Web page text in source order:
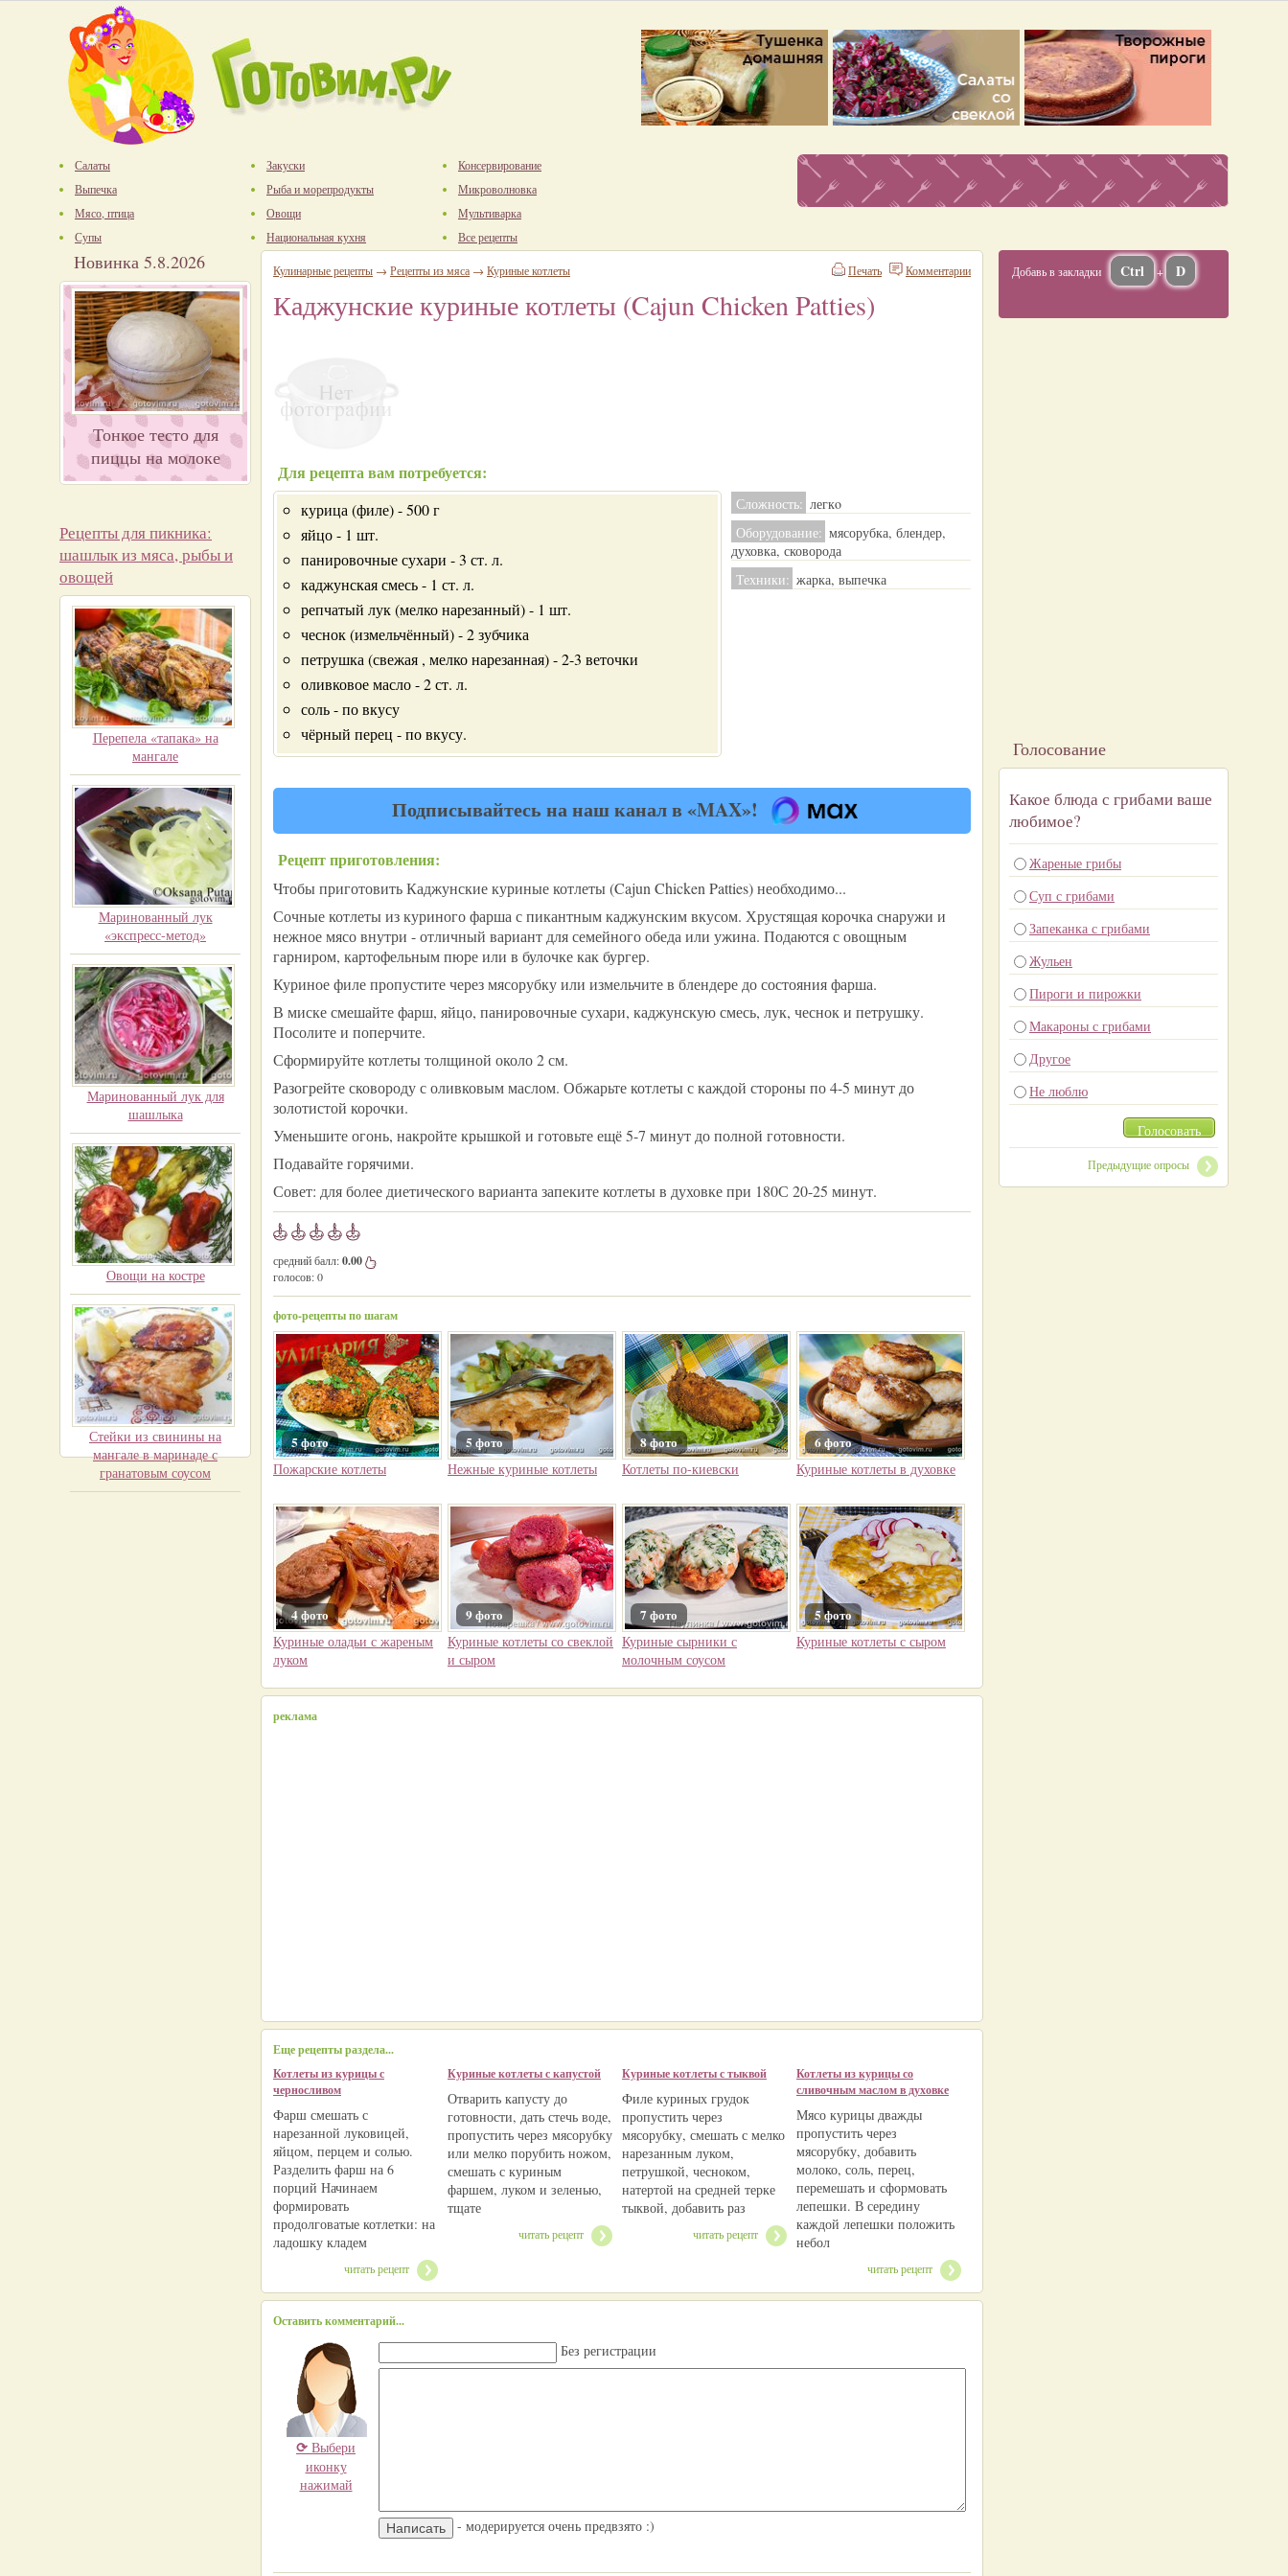
Салаты
Выпечка
Мясо, птица
Супы
Закуски
Рыба и морепродукты
Овощи
Национальная кухня
Консервирование
Микроволновка
Мультиварка
Все рецепты
Новинка 5.8.2026
Тонкое тесто для
пиццы на молоке
Рецепты для пикника:
шашлык из мяса, рыбы и
овощей
Перепела «тапака» на
мангале
Маринованный лук
«экспресс-метод»
Маринованный лук для
шашлыка
Овощи на костре
Стейки из свинины на
мангале в маринаде с
гранатовым соусом
Комментарии
Печать
Кулинарные рецепты → Рецепты из мяса → Куриные котлеты
Каджунские куриные котлеты (Cajun Chicken Patties)
Сложность: легкo
Оборудование: мясорубка, блендер,
духовка, сковорода
Техники: жарка, выпечка
Для рецепта вам потребуется:
курица (филе) - 500 г
яйцо - 1 шт.
панировочные сухари - 3 ст. л.
каджунская смесь - 1 ст. л.
репчатый лук (мелко нарезанный) - 1 шт.
чеснок (измельчённый) - 2 зубчика
петрушка (свежая , мелко нарезанная) - 2-3 веточки
оливковое масло - 2 ст. л.
соль - по вкусу
чёрный перец - по вкусу.
Подписывайтесь на наш канал в «MAX»!
Рецепт приготовления:
Чтобы приготовить Каджунские куриные котлеты (Cajun Chicken Patties) необходимо...
Сочные котлеты из куриного фарша с пикантным каджунским вкусом. Хрустящая корочка снаружи и
нежное мясо внутри - отличный вариант для семейного обеда или ужина. Подаются с овощным
гарниром, картофельным пюре или в булочке как бургер.
Куриное филе пропустите через мясорубку или измельчите в блендере до состояния фарша.
В миске смешайте фарш, яйцо, панировочные сухари, каджунскую смесь, лук, чеснок и петрушку.
Посолите и поперчите.
Сформируйте котлеты толщиной около 2 см.
Разогрейте сковороду с оливковым маслом. Обжарьте котлеты с каждой стороны по 4-5 минут до
золотистой корочки.
Уменьшите огонь, накройте крышкой и готовьте ещё 5-7 минут до полной готовности.
Подавайте горячими.
Совет: для более диетического варианта запеките котлеты в духовке при 180С 20-25 минут.
средний балл:0.00
голосов:0
фото-рецепты по шагам
5 фото
Пожарские котлеты
5 фото
Нежные куриные котлеты
8 фото
Котлеты по-киевски
6 фото
Куриные котлеты в духовке
4 фото
Куриные оладьи с жареным
луком
9 фото
Куриные котлеты со свеклой
и сыром
7 фото
Куриные сырники с
молочным соусом
5 фото
Куриные котлеты с сыром
реклама
Еще рецепты раздела...
Котлеты из курицы с
черносливом
Фарш смешать с
нарезанной луковицей,
яйцом, перцем и солью.
Разделить фарш на 6
порций Начинаем
формировать
продолговатые котлетки: на
ладошку кладем
читать рецепт
Куриные котлеты с капустой
Отварить капусту до
готовности, дать стечь воде,
пропустить через мясорубку
или мелко порубить ножом,
смешать с куриным
фаршем, луком и зеленью,
тщате
читать рецепт
Куриные котлеты с тыквой
Филе куриных грудок
пропустить через
мясорубку, смешать с мелко
нарезанным луком,
петрушкой, чесноком,
натертой на средней терке
тыквой, добавить раз
читать рецепт
Котлеты из курицы со
сливочным маслом в духовке
Мясо курицы дважды
пропустить через
мясорубку, добавить
молоко, соль, перец,
перемешать и сформовать
лепешки. В середину
каждой лепешки положить
небол
читать рецепт
Оставить комментарий...
⟳ Выбери
иконку
нажимай
Без регистрации
- модерируется очень предвзято :)
Добавь в закладки Ctrl + D
Голосование
Какое блюда с грибами ваше
любимое?
Жареные грибы
Суп с грибами
Запеканка с грибами
Жульен
Пироги и пирожки
Макароны с грибами
Другое
Не люблю
Голосовать
Предыдущие опросы